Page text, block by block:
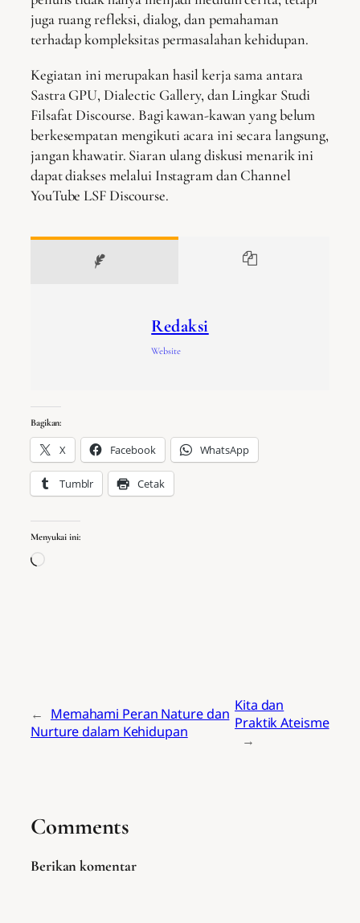
juga ruang refleksi, dialog, dan pemahaman
terhadap kompleksitas permasalahan kehidupan.
Kegiatan ini merupakan hasil kerja sama antara
Sastra GPU, Dialectic Gallery, dan Lingkar Studi
Filsafat Discourse. Bagi kawan-kawan yang belum
berkesempatan mengikuti acara ini secara langsung,
jangan khawatir. Siaran ulang diskusi menarik ini
dapat diakses melalui Instagram dan Channel
YouTube LSF Discourse.
Redaksi
Website
Bagikan:
X Facebook WhatsApp
Tumblr Cetak
Menyukai ini:
Memuat...
← Memahami Peran Nature dan
Nurture dalam Kehidupan
Kita dan
Praktik Ateisme
→
Comments
Berikan komentar